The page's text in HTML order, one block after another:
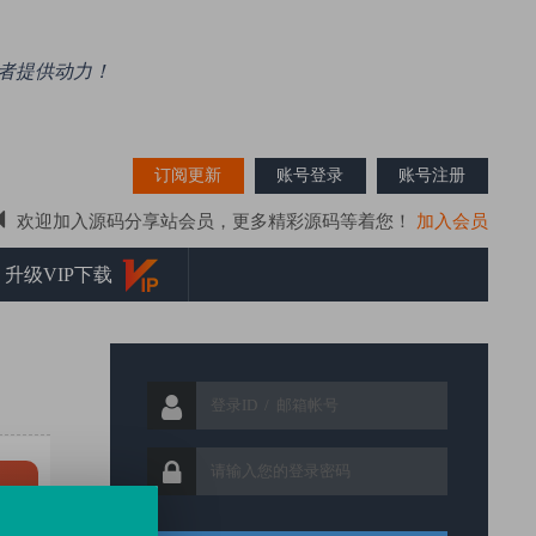
提供动力！
搜索资源
账号注册
账号登录
订阅更新
欢迎加入源码分享站会员，更多精彩源码等着您！ 加入会员
、时时彩源码、彩票系统源码为一体的资源分享学习平台！
源码精选、站长亲测，提高源码质量是源码分享站的宗旨！
源码分享站（ymfxz.com）做有态度的源码分享学习平台！
升级VIP下载